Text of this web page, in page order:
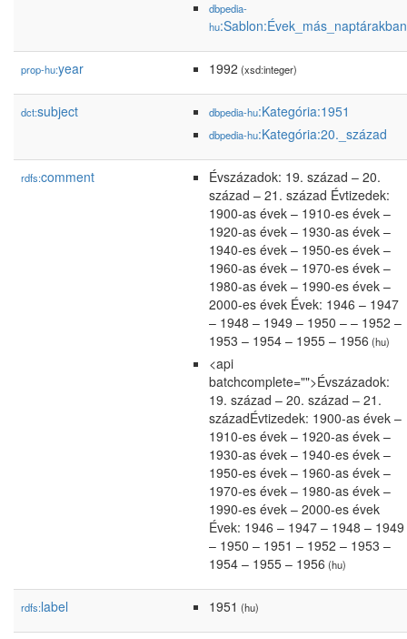
dbpedia-
hu:Sablon:Évek_más_naptárakban
prop-hu:year 1992 (xsd:integer)
dct:subject dbpedia-hu:Kategória:1951
dbpedia-hu:Kategória:20._század
rdfs:comment
Évszázadok: 19. század – 20.
század – 21. század Évtizedek:
1900-as évek – 1910-es évek –
1920-as évek – 1930-as évek –
1940-es évek – 1950-es évek –
1960-as évek – 1970-es évek –
1980-as évek – 1990-es évek –
2000-es évek Évek: 1946 – 1947
– 1948 – 1949 – 1950 – – 1952 –
1953 – 1954 – 1955 – 1956 (hu)
<api
batchcomplete="">Évszázadok:
19. század – 20. század – 21.
századÉvtizedek: 1900-as évek –
1910-es évek – 1920-as évek –
1930-as évek – 1940-es évek –
1950-es évek – 1960-as évek –
1970-es évek – 1980-as évek –
1990-es évek – 2000-es évek
Évek: 1946 – 1947 – 1948 – 1949
– 1950 – 1951 – 1952 – 1953 –
1954 – 1955 – 1956 (hu)
rdfs:label 1951 (hu)